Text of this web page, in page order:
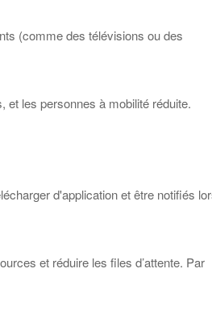
(comme des télévisions ou des
les personnes à mobilité réduite.
d'application et être notifiés
et réduire les files d’attente. Par